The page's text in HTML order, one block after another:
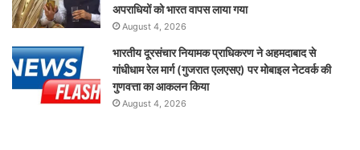
अपराधियों को भारत वापस लाया गया
August 4, 2026
भारतीय दूरसंचार नियामक प्राधिकरण ने अहमदाबाद से
गांधीधाम रेल मार्ग (गुजरात एलएसए) पर मोबाइल नेटवर्क की
गुणवत्ता का आकलन किया
August 4, 2026